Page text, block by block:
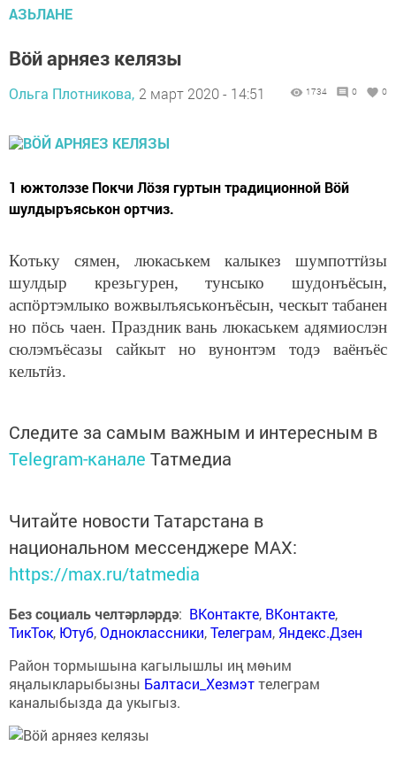
АЗЬЛАНЕ
Вӧй арняез келязы
Ольга Плотникова, 2 март 2020 - 14:51 1734 0 0
1 южтолэзе Покчи Лӧзя гуртын традиционной Вӧй
шулдыръяськон ортчиз.
Котьку сямен, люкаськем калыкез шумпоттӥзы
шулдыр крезьгурен, тунсыко шудонъёсын,
аспӧртэмлыко вожвылъяськонъёсын, ческыт табанен
но пӧсь чаен. Праздник вань люкаськем адямиослэн
сюлэмъёсазы сайкыт но вунонтэм тодэ ваёнъёс
кельтӥз.
Следите за самым важным и интересным в
Telegram-канале Татмедиа
Читайте новости Татарстана в
национальном мессенджере MАХ:
https://max.ru/tatmedia
Без социаль челтәрләрдә: ВКонтакте, ВКонтакте,
ТикТок, Ютуб,Одноклассники,Телеграм, Яндекс.Дзен
Район тормышына кагылышлы иң мөһим
яңалыкларыбызны Балтаси_Хезмэттелеграм
каналыбызда да укыгыз.